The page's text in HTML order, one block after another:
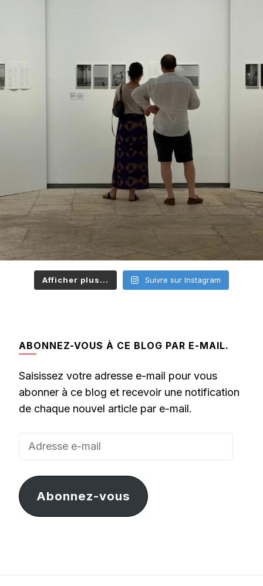
Afficher plus... Suivre sur Instagram
ABONNEZ-VOUS À CE BLOG PAR E-MAIL.
Saisissez votre adresse e-mail pour vous
abonner à ce blog et recevoir une notification
de chaque nouvel article par e-mail.
Adresse
mail
Abonnez-vous